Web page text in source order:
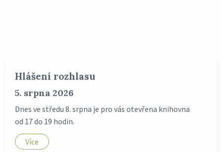
Hlášení rozhlasu
5. srpna 2026
Dnes ve středu 8. srpna je pro vás otevřena knihovna
od 17 do 19 hodin.
Více